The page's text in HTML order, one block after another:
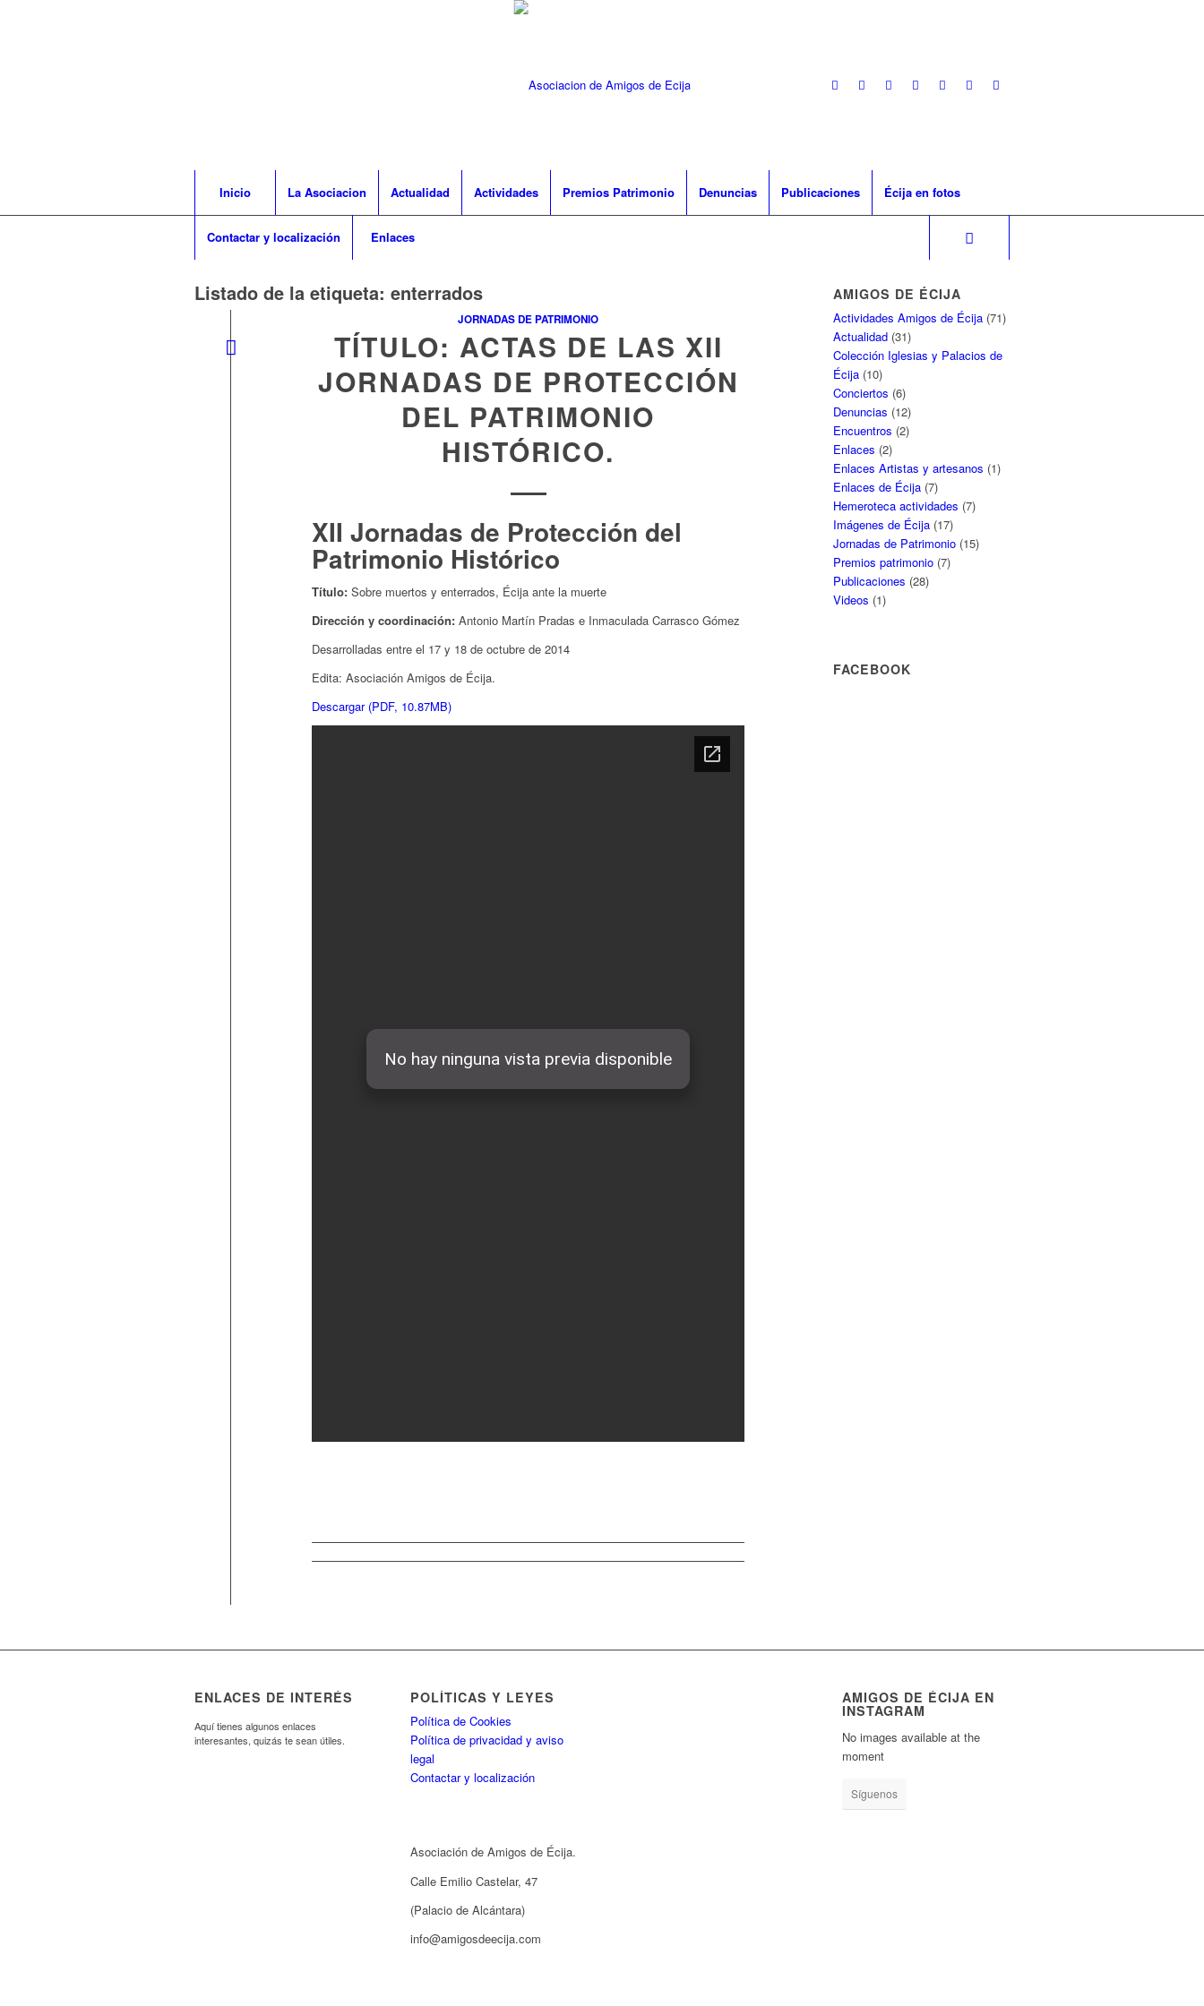
Inicio La Asociacion Actualidad Actividades Premios Patrimonio Denuncias Publicaciones Écija en fotos
Contactar y localización Enlaces
Listado de la etiqueta: enterrados
JORNADAS DE PATRIMONIO
TÍTULO: ACTAS DE LAS XII
JORNADAS DE PROTECCIÓN
DEL PATRIMONIO
HISTÓRICO.
XII Jornadas de Protección del
Patrimonio Histórico
Título: Sobre muertos y enterrados, Écija ante la muerte
Dirección y coordinación: Antonio Martín Pradas e Inmaculada Carrasco Gómez
Desarrolladas entre el 17 y 18 de octubre de 2014
Edita: Asociación Amigos de Écija.
Descargar (PDF, 10.87MB)
AMIGOS DE ÉCIJA
Actividades Amigos de Écija (71)
Actualidad (31)
Colección Iglesias y Palacios de
Écija (10)
Conciertos (6)
Denuncias (12)
Encuentros (2)
Enlaces (2)
Enlaces Artistas y artesanos (1)
Enlaces de Écija (7)
Hemeroteca actividades (7)
Imágenes de Écija (17)
Jornadas de Patrimonio (15)
Premios patrimonio (7)
Publicaciones (28)
Videos (1)
FACEBOOK
ENLACES DE INTERÉS
Aquí tienes algunos enlaces
interesantes, quizás te sean útiles.
POLÍTICAS Y LEYES
Política de Cookies
Política de privacidad y aviso
legal
Contactar y localización
Asociación de Amigos de Écija.
Calle Emilio Castelar, 47
(Palacio de Alcántara)
info@amigosdeecija.com
AMIGOS DE ÉCIJA EN
INSTAGRAM
No images available at the
moment
Síguenos